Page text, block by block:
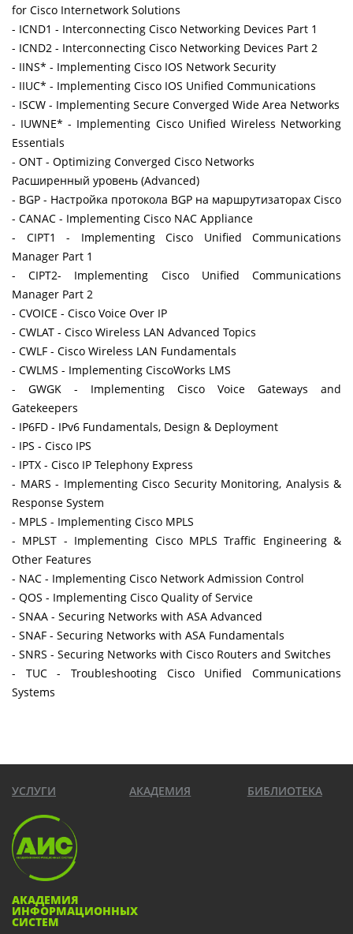
for Cisco Internetwork Solutions
- ICND1 - Interconnecting Cisco Networking Devices Part 1
- ICND2 - Interconnecting Cisco Networking Devices Part 2
- IINS* - Implementing Cisco IOS Network Security
- IIUC* - Implementing Cisco IOS Unified Communications
- ISCW - Implementing Secure Converged Wide Area Networks
- IUWNE* - Implementing Cisco Unified Wireless Networking
Essentials
- ONT - Optimizing Converged Cisco Networks
Расширенный уровень (Advanced)
- BGP - Настройка протокола BGP на маршрутизаторах Cisco
- CANAC - Implementing Cisco NAC Appliance
- CIPT1 - Implementing Cisco Unified Communications
Manager Part 1
- CIPT2- Implementing Cisco Unified Communications
Manager Part 2
- CVOICE - Cisco Voice Over IP
- CWLAT - Cisco Wireless LAN Advanced Topics
- CWLF - Cisco Wireless LAN Fundamentals
- CWLMS - Implementing CiscoWorks LMS
- GWGK - Implementing Cisco Voice Gateways and
Gatekeepers
- IP6FD - IPv6 Fundamentals, Design & Deployment
- IPS - Cisco IPS
- IPTX - Cisco IP Telephony Express
- MARS - Implementing Cisco Security Monitoring, Analysis &
Response System
- MPLS - Implementing Cisco MPLS
- MPLST - Implementing Cisco MPLS Traffic Engineering &
Other Features
- NAC - Implementing Cisco Network Admission Control
- QOS - Implementing Cisco Quality of Service
- SNAA - Securing Networks with ASA Advanced
- SNAF - Securing Networks with ASA Fundamentals
- SNRS - Securing Networks with Cisco Routers and Switches
- TUC - Troubleshooting Cisco Unified Communications
Systems
УСЛУГИ АКАДЕМИЯ БИБЛИОТЕКА
АКАДЕМИЯ
ИНФОРМАЦИОННЫХ
СИСТЕМ